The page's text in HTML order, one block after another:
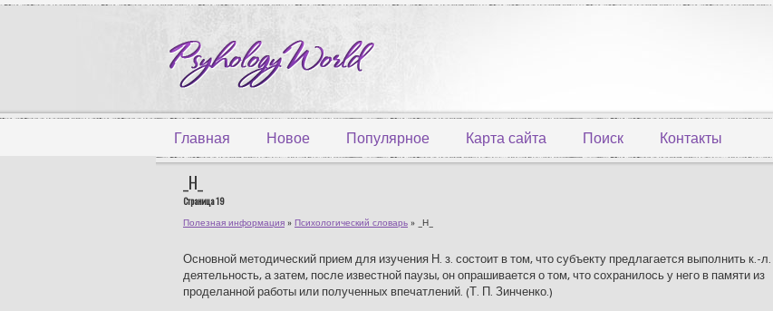
Главная Новое Популярное Карта сайта Поиск Контакты
_Н_
Страница 19
Полезная информация » Психологический словарь » _Н_
Основной методический прием для изучения Н. з. состоит в том, что субъекту предлагается выполнить к.-л.
деятельность, а затем, после известной паузы, он опрашивается о том, что сохранилось у него в памяти из
проделанной работы или полученных впечатлений. (Т. П. Зинченко.)